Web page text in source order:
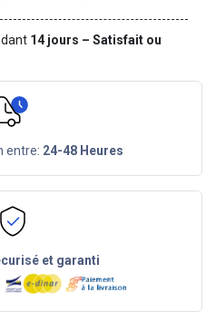
14 jours – Satisfait ou
entre: 24-48 Heures
et garanti